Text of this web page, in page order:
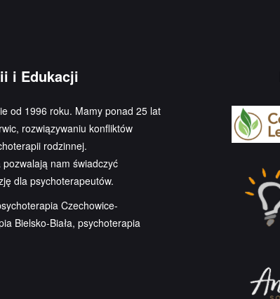
i Edukacji
od 1996 roku. Mamy ponad 25 lat
rozwiązywaniu konfliktów
rodzinnej.
nam świadczyć
dla psychoterapeutów.
Czechowice-
Bielsko-Biała, psychoterapia